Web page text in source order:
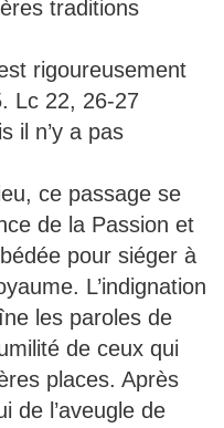
traditions
rigoureusement
Lc 22, 26-27
il n’y a pas
ce passage se
de la Passion et
pour siéger à
L’indignation
les paroles de
de ceux qui
places. Après
de l’aveugle de